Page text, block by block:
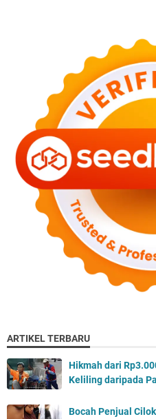
ARTIKEL TERBARU
Hikmah dari
Keliling daripada
Bocah Penjual